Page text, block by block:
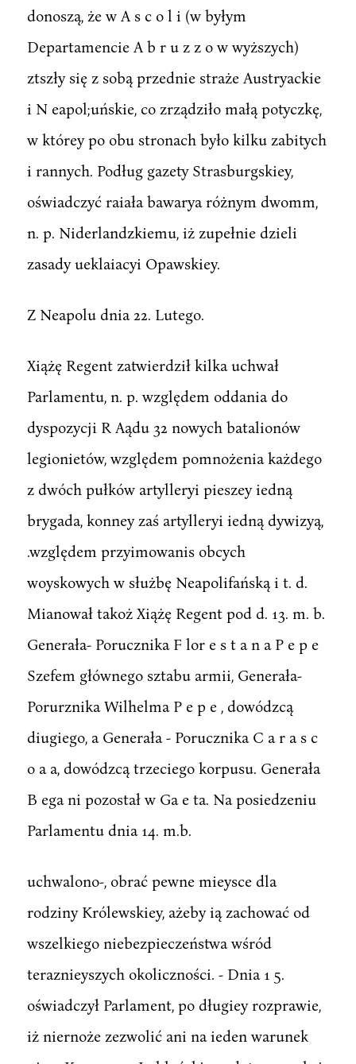
donoszą, że w A s c o l i (w byłym
Departamencie A b r u z z o w wyższych)
ztszły się z sobą przednie straże Austryackie
i N eapol;uńskie, co zrządziło małą potyczkę,
w którey po obu stronach było kilku zabitych
i rannych. Podług gazety Strasburgskiey,
oświadczyć raiała bawarya różnym dwomm,
n. p. Niderlandzkiemu, iż zupełnie dzieli
zasady ueklaiacyi Opawskiey.
Z Neapolu dnia 22. Lutego.
Xiążę Regent zatwierdził kilka uchwał
Parlamentu, n. p. względem oddania do
dyspozycji R Aądu 32 nowych batalionów
legionietów, względem pomnożenia każdego
z dwóch pułków artylleryi pieszey iedną
brygada, konney zaś artylleryi iedną dywizyą,
.względem przyimowanis obcych
woyskowych w służbę Neapolifańską i t. d.
Mianował takoż Xiążę Regent pod d. 13. m. b.
Generała- Porucznika F lor e s t a n a P e p e
Szefem głównego sztabu armii, Generała-
Porurznika Wilhelma P e p e , dowódzcą
diugiego, a Generała - Porucznika C a r a s c
o a a, dowódzcą trzeciego korpusu. Generała
B ega ni pozostał w Ga e ta. Na posiedzeniu
Parlamentu dnia 14. m.b.
uchwalono-, obrać pewne mieysce dla
rodziny Królewskiey, ażeby ią zachować od
wszelkiego niebezpieczeństwa wśród
teraznieyszych okoliczności. - Dnia 1 5.
oświadczył Parlament, po długiey rozprawie,
iż niernoże zezwolić ani na ieden warunek